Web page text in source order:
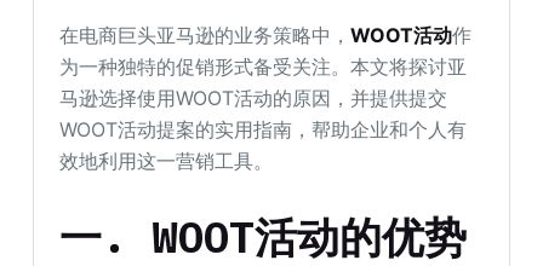
在电商巨头亚马逊的业务策略中，WOOT活动作
为一种独特的促销形式备受关注。本文将探讨亚
马逊选择使用WOOT活动的原因，并提供提交
WOOT活动提案的实用指南，帮助企业和个人有
效地利用这一营销工具。
一.WOOT活动的优势